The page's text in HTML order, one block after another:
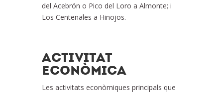
del Acebrón o Pico del Loro a Almonte; i
Los Centenales a Hinojos.
ACTIVITAT
ECONÒMICA
Les activitats econòmiques principals que